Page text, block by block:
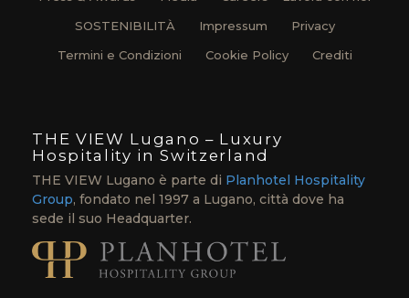
SOSTENIBILITÀ
Impressum
Privacy
Termini e Condizioni
Cookie Policy Crediti
THE VIEW Lugano – Luxury
Hospitality in Switzerland
THE VIEW Lugano è parte di Planhotel Hospitality
Group, fondato nel 1997 a Lugano, città dove ha
sede il suo Headquarter.